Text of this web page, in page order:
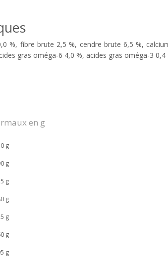
%, fibre brute 2,5 %, cendre brute 6,5 %,
gras oméga-6 4,0 %, acides gras oméga-3 0,4
en g
g
g
g
g
g
g
g